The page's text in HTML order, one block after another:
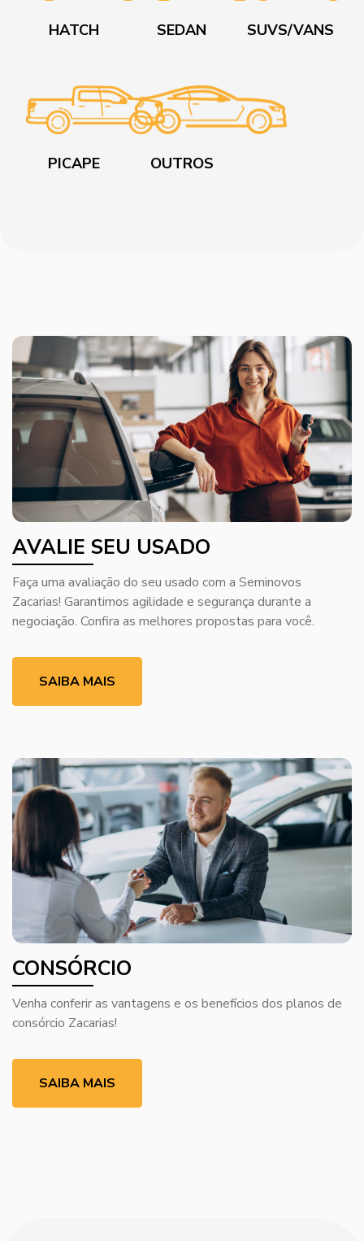
HATCH SEDAN SUVS/VANS
PICAPE OUTROS
AVALIE SEU USADO
Faça uma avaliação do seu usado com a Seminovos
Zacarias! Garantimos agilidade e segurança durante a
negociação. Confira as melhores propostas para você.
SAIBA MAIS
CONSÓRCIO
Venha conferir as vantagens e os benefícios dos planos de
consórcio Zacarias!
SAIBA MAIS